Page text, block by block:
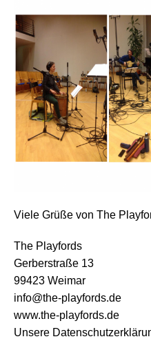
Viele Grüße von The
The Playfords
Gerberstraße 13
99423 Weimar
info@the-playfords.de
www.the-playfords.de
Unsere